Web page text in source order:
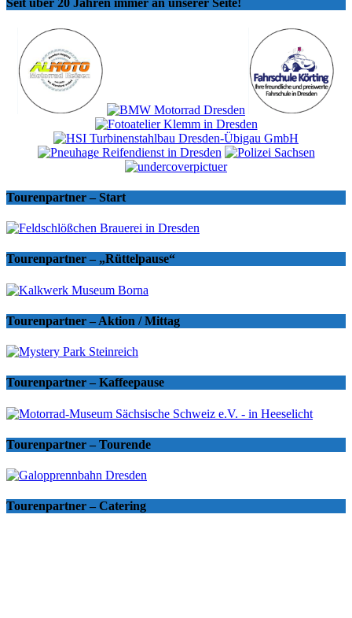
Seit über 20 Jahren immer an unserer Seite!
Tourenpartner – Start
Tourenpartner – „Rüttelpause“
Tourenpartner – Aktion / Mittag
Tourenpartner – Kaffeepause
Tourenpartner – Tourende
Tourenpartner – Catering